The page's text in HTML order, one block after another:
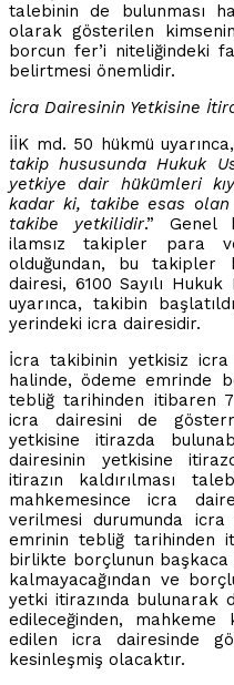
talebinin de bulunması
olarak gösterilen
borcun fer’i niteliğindeki
belirtmesi önemlidir.
İcra Dairesinin Yetkisine
İİK md. 50 hükmü
takip hususunda Hukuk
yetkiye dair hükümleri
kadar ki, takibe esas olan
takibe yetkilidir.” Genel
ilamsız takipler para
olduğundan, bu takipler
dairesi, 6100 Sayılı
uyarınca, takibin
yerindeki icra dairesidir.
İcra takibinin yetkisiz icra
halinde, ödeme emrinde
tebliğ tarihinden itibaren
icra dairesini de
yetkisine itirazda
dairesinin yetkisine
itirazın kaldırılması
mahkemesince icra
verilmesi durumunda
emrinin tebliğ tarihinden
birlikte borçlunun başkaca
kalmayacağından ve
yetki itirazında
edileceğinden,
edilen icra dairesinde
kesinleşmiş olacaktır.